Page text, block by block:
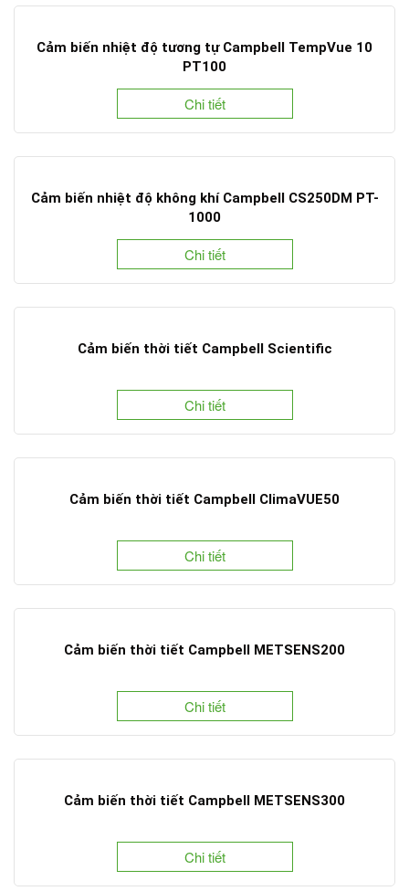
Cảm biến nhiệt độ tương tự Campbell TempVue 10
PT100
Chi tiết
Cảm biến nhiệt độ không khí Campbell CS250DM PT-
1000
Chi tiết
Cảm biến thời tiết Campbell Scientific
Chi tiết
Cảm biến thời tiết Campbell ClimaVUE50
Chi tiết
Cảm biến thời tiết Campbell METSENS200
Chi tiết
Cảm biến thời tiết Campbell METSENS300
Chi tiết